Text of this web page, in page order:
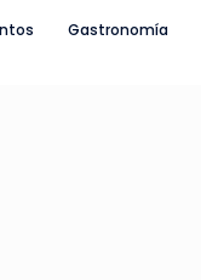
Gastronomía